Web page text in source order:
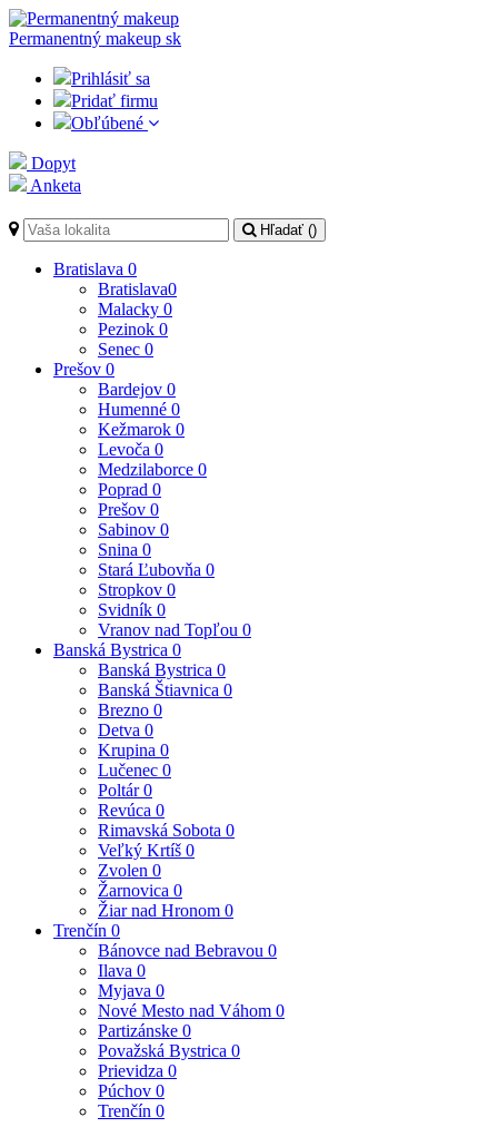
Permanentný makeup sk
Prihlásiť sa
Pridať firmu
Obľúbené
Dopyt
Anketa
Hľadať ()
Bratislava 0
Bratislava0
Malacky 0
Pezinok 0
Senec 0
Prešov 0
Bardejov 0
Humenné 0
Kežmarok 0
Levoča 0
Medzilaborce 0
Poprad 0
Prešov 0
Sabinov 0
Snina 0
Stará Ľubovňa 0
Stropkov 0
Svidník 0
Vranov nad Topľou 0
Banská Bystrica 0
Banská Bystrica 0
Banská Štiavnica 0
Brezno 0
Detva 0
Krupina 0
Lučenec 0
Poltár0
Revúca 0
Rimavská Sobota 0
Veľký Krtíš 0
Zvolen 0
Žarnovica 0
Žiar nad Hronom 0
Trenčín 0
Bánovce nad Bebravou 0
Ilava 0
Myjava 0
Nové Mesto nad Váhom 0
Partizánske 0
Považská Bystrica 0
Prievidza 0
Púchov 0
Trenčín 0